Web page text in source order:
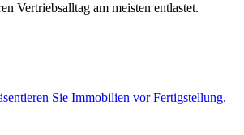
Vertriebsalltag am meisten entlastet.
Sie Immobilien vor Fertigstellung.